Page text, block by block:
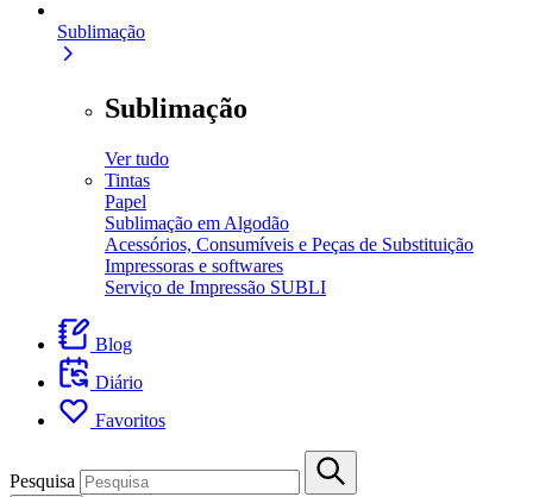
Sublimação
Sublimação
Ver tudo
Tintas
Papel
Sublimação em Algodão
Acessórios, Consumíveis e Peças de Substituição
Impressoras e softwares
Serviço de Impressão SUBLI
Blog
Diário
Favoritos
Pesquisa